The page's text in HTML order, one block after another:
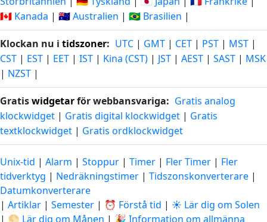
🇨🇦 Kanada | 🇦🇺 Australien | 🇧🇷 Brasilien |
Klockan nu i tidszoner: UTC | GMT | CET | PST | MST |
CST | EST | EET | IST | Kina (CST) | JST | AEST | SAST | MSK
| NZST |
Gratiswidgetarför webbansvariga: Gratis analog
klockwidget | Gratis digital klockwidget | Gratis
textklockwidget | Gratis ordklockwidget
Unix-tid | Alarm | Stoppur | Timer | Fler Timer | Fler
tidverktyg | Nedräkningstimer | Tidszonskonverterare |
Datumkonverterare
| Artiklar | Semester | ⏰ Förstå tid | ☀️ Lär dig om Solen
| 🌕 Lär dig om Månen | 🎉 Information om allmänna